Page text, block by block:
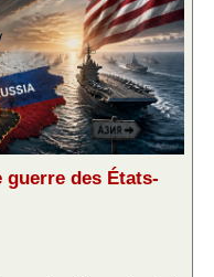
guerre des États-